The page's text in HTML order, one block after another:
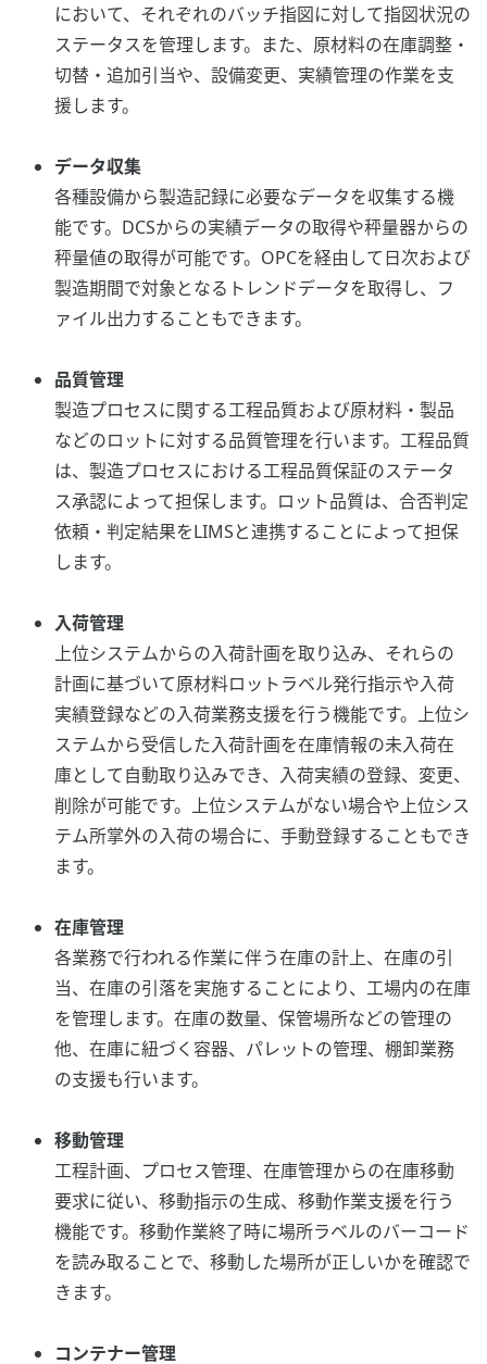
において、それぞれのバッチ指図に対して指図状況の
ステータスを管理します。また、原材料の在庫調整・
切替・追加引当や、設備変更、実績管理の作業を支
援します。
データ収集
各種設備から製造記録に必要なデータを収集する機
能です。DCSからの実績データの取得や秤量器からの
秤量値の取得が可能です。OPCを経由して日次および
製造期間で対象となるトレンドデータを取得し、フ
ァイル出力することもできます。
品質管理
製造プロセスに関する工程品質および原材料・製品
などのロットに対する品質管理を行います。工程品質
は、製造プロセスにおける工程品質保証のステータ
ス承認によって担保します。ロット品質は、合否判定
依頼・判定結果をLIMSと連携することによって担保
します。
入荷管理
上位システムからの入荷計画を取り込み、それらの
計画に基づいて原材料ロットラベル発行指示や入荷
実績登録などの入荷業務支援を行う機能です。上位シ
ステムから受信した入荷計画を在庫情報の未入荷在
庫として自動取り込みでき、入荷実績の登録、変更、
削除が可能です。上位システムがない場合や上位シス
テム所掌外の入荷の場合に、手動登録することもでき
ます。
在庫管理
各業務で行われる作業に伴う在庫の計上、在庫の引
当、在庫の引落を実施することにより、工場内の在庫
を管理します。在庫の数量、保管場所などの管理の
他、在庫に紐づく容器、パレットの管理、棚卸業務
の支援も行います。
移動管理
工程計画、プロセス管理、在庫管理からの在庫移動
要求に従い、移動指示の生成、移動作業支援を行う
機能です。移動作業終了時に場所ラベルのバーコード
を読み取ることで、移動した場所が正しいかを確認で
きます。
コンテナー管理